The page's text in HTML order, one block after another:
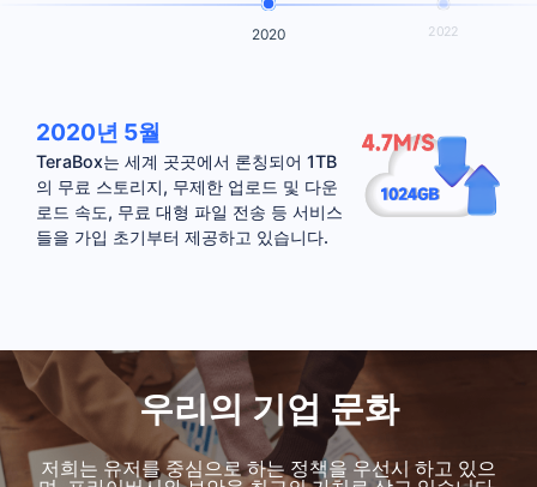
2020 2022
2020년 5월
TeraBox는 세계 곳곳에서 론칭되어 1TB
의 무료 스토리지, 무제한 업로드 및 다운
로드 속도, 무료 대형 파일 전송 등 서비스
들을 가입 초기부터 제공하고 있습니다.
우리의 기업 문화
저희는 유저를 중심으로 하는 정책을 우선시 하고 있으